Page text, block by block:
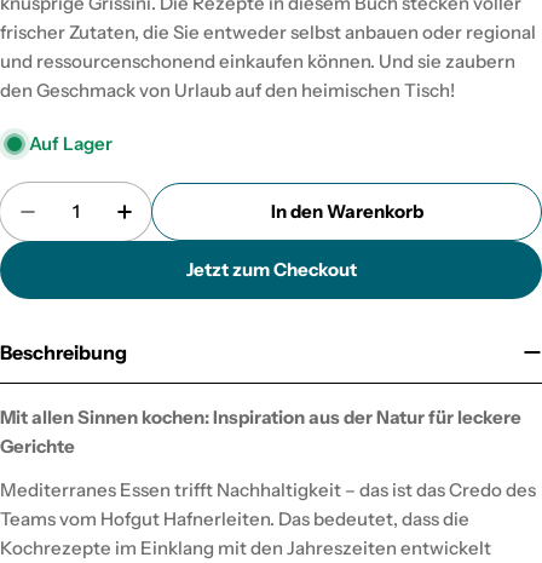
frischer Zutaten, die Sie entweder selbst anbauen oder regional
und ressourcenschonend einkaufen können. Und sie zaubern
den Geschmack von Urlaub auf den heimischen Tisch!
Auf Lager
Menge
Menge für Hofgut verringern
Menge für Hofgut erhöhen
In den Warenkorb
Jetzt zum Checkout
Beschreibung
Mit allen Sinnen kochen: Inspiration aus der Natur für leckere
Gerichte
Mediterranes Essen trifft Nachhaltigkeit – das ist das Credo des
Teams vom Hofgut Hafnerleiten. Das bedeutet, dass die
Kochrezepte im Einklang mit den Jahreszeiten entwickelt